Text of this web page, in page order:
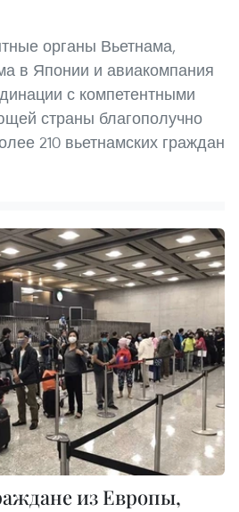
органы Вьетнама,
в Японии и авиакомпания
с компетентными
страны благополучно
210 вьетнамских граждан
из Европы,